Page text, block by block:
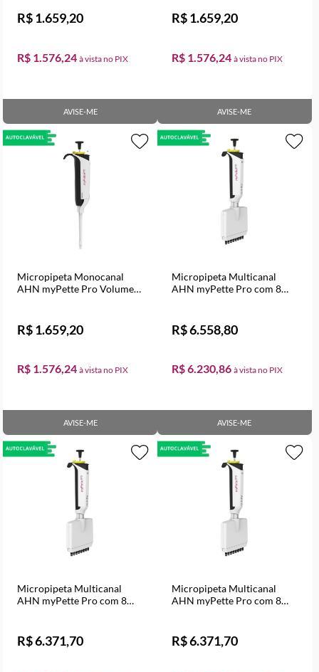
R$ 1.576,24
R$ 1.659,20
AVISE-ME
R$ 1.576,24
R$ 1.659,20
AVISE-ME
Micropipeta Monocanal
AHN myPette Pro Volume
R$ 1.576,24
R$ 1.659,20
AVISE-ME
Micropipeta Multicanal
AHN myPette Pro com 8
R$ 6.230,86
R$ 6.558,80
AVISE-ME
Micropipeta Multicanal
AHN myPette Pro com 8
R$ 6.371,70
Micropipeta Multicanal
AHN myPette Pro com 8
R$ 6.371,70